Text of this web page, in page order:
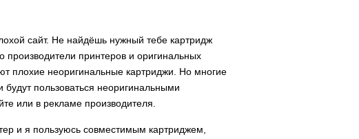
сайт. Не найдёшь нужный тебе картридж
производители принтеров и оригинальных
плохие неоригинальные картриджи. Но многие
пользоваться неоригинальными
или в рекламе производителя.
и я пользуюсь совместимым картриджем,